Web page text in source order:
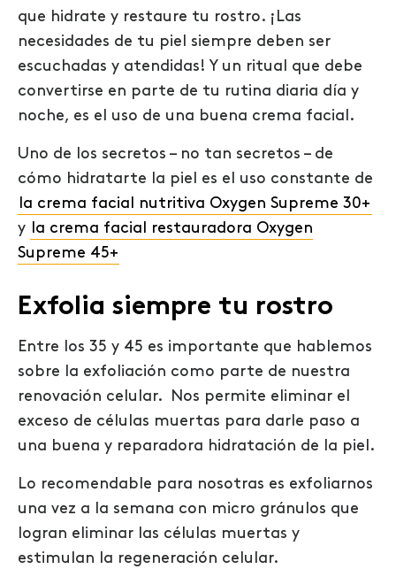
que hidrate y restaure tu rostro. ¡Las
necesidades de tu piel siempre deben ser
escuchadas y atendidas! Y un ritual que debe
convertirse en parte de tu rutina diaria día y
noche, es el uso de una buena crema facial.
Uno de los secretos – no tan secretos – de
cómo hidratarte la piel es el uso constante de
la crema facial nutritiva Oxygen Supreme 30+
y la crema facial restauradora Oxygen
Supreme 45+
Exfolia siempre tu rostro
Entre los 35 y 45 es importante que hablemos
sobre la exfoliación como parte de nuestra
renovación celular. Nos permite eliminar el
exceso de células muertas para darle paso a
una buena y reparadora hidratación de la piel.
Lo recomendable para nosotras es exfoliarnos
una vez a la semana con micro gránulos que
logran eliminar las células muertas y
estimulan la regeneración celular.